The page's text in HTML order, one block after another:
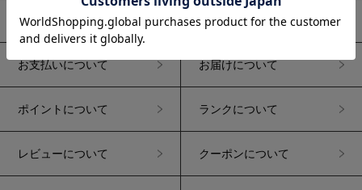
ご注文について 送料について
お支払いについて お届けについて
ポイントについて ランクについて
レビューについて クーポンについて